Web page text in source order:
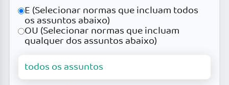
E (Selecionar normas que incluam todos
os assuntos abaixo)
OU (Selecionar normas que incluam
qualquer dos assuntos abaixo)